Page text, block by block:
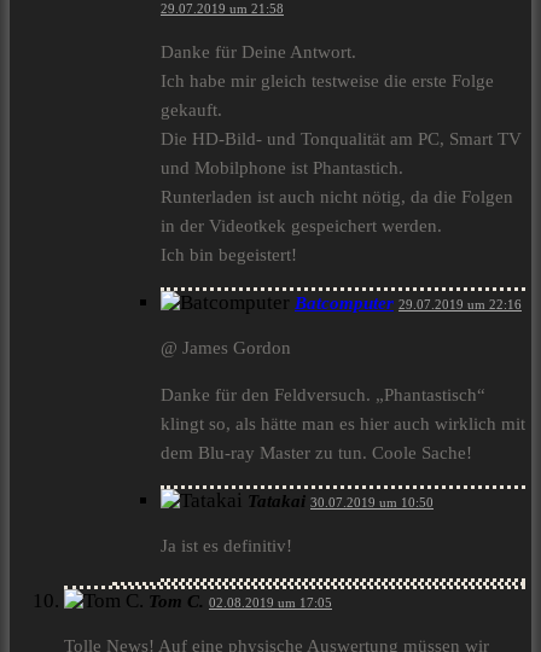
29.07.2019 um 21:58
Danke für Deine Antwort.
Ich habe mir gleich testweise die erste Folge
gekauft.
Die HD-Bild- und Tonqualität am PC, Smart TV
und Mobilphone ist Phantastich.
Runterladen ist auch nicht nötig, da die Folgen
in der Videotkek gespeichert werden.
Ich bin begeistert!
Batcomputer 29.07.2019 um 22:16
@ James Gordon
Danke für den Feldversuch. „Phantastisch“
klingt so, als hätte man es hier auch wirklich mit
dem Blu-ray Master zu tun. Coole Sache!
Tatakai 30.07.2019 um 10:50
Ja ist es definitiv!
Tom C. 02.08.2019 um 17:05
Tolle News! Auf eine physische Auswertung müssen wir